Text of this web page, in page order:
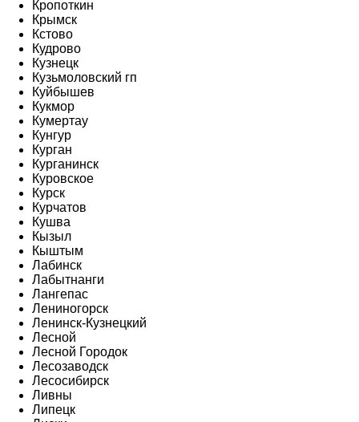
Кропоткин
Крымск
Кстово
Кудрово
Кузнецк
Кузьмоловский гп
Куйбышев
Кукмор
Кумертау
Кунгур
Курган
Курганинск
Куровское
Курск
Курчатов
Кушва
Кызыл
Кыштым
Лабинск
Лабытнанги
Лангепас
Лениногорск
Ленинск-Кузнецкий
Лесной
Лесной Городок
Лесозаводск
Лесосибирск
Ливны
Липецк